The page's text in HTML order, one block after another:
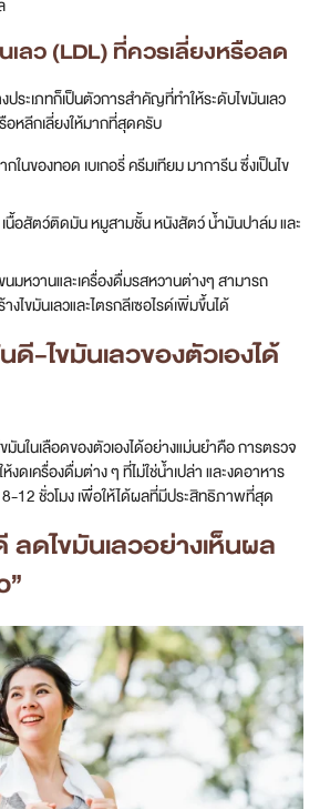
เลว (LDL) ที่ควรเลี่ยงหรือลด
ระเภทก็เป็นตัวการสำคัญที่ทำให้ระดับไขมันเลว
หลีกเลี่ยงให้มากที่สุดครับ
ในของทอด เบเกอรี่ ครีมเทียม มาการีน ซึ่งเป็นไข
เนื้อสัตว์ติดมัน หมูสามชั้น หนังสัตว์ น้ำมันปาล์ม และ
นมหวานและเครื่องดื่มรสหวานต่างๆ สามารถ
งไขมันเลวและไตรกลีเซอไรด์เพิ่มขึ้นได้
ดี-ไขมันเลวของตัวเองได้
มันในเลือดของตัวเองได้อย่างแม่นยำคือ การตรวจ
งดเครื่องดื่มต่าง ๆ ที่ไม่ใช่น้ำเปล่า และงดอาหาร
12 ชั่วโมง เพื่อให้ได้ผลที่มีประสิทธิภาพที่สุด
ลดไขมันเลวอย่างเห็นผล